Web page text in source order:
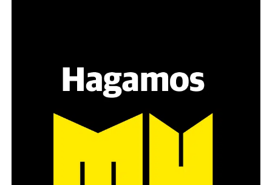
es a través del interrogante, que puedan encarnar la
pregunta», comparte Gonzalo, de 41 años.